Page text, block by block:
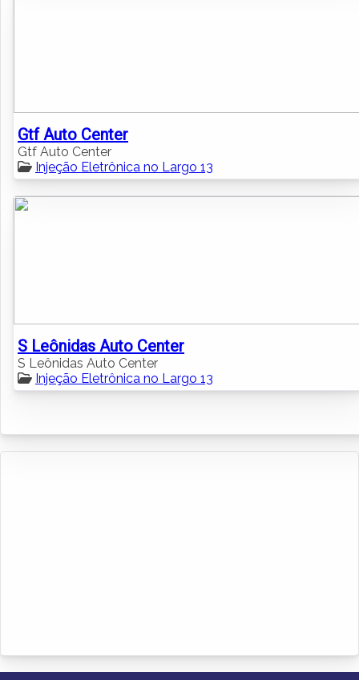
Gtf Auto Center
Gtf Auto Center
Injeção Eletrônica no Largo 13
S Leônidas Auto Center
S Leônidas Auto Center
Injeção Eletrônica no Largo 13